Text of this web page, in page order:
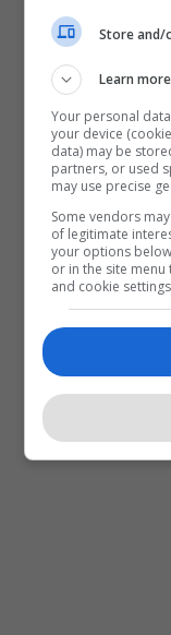
Store and/
Learn more
Your personal
your device
data) may be
partners, or used
may use precise
Some vendors
of legitimate
your options
or in the site
and cookie